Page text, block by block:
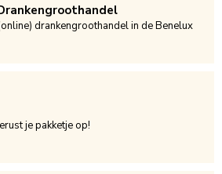
drankengroothandel in de Benelux
je pakketje op!